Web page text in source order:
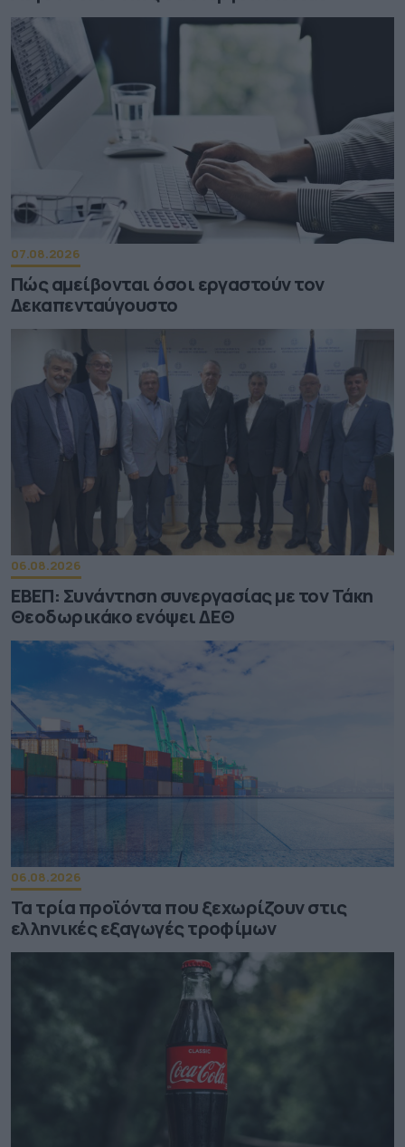
07.08.2026
Πώς αμείβονται όσοι εργαστούν τον
Δεκαπενταύγουστο
06.08.2026
ΕΒΕΠ: Συνάντηση συνεργασίας με τον Τάκη
Θεοδωρικάκο ενόψει ΔΕΘ
06.08.2026
Τα τρία προϊόντα που ξεχωρίζουν στις
ελληνικές εξαγωγές τροφίμων